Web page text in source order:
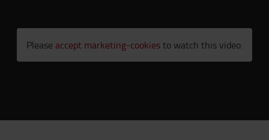
Please accept marketing-cookiesto watch this video.